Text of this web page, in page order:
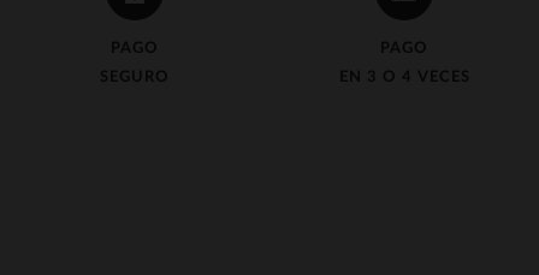
PAGO
SEGURO
PAGO
EN 3 O 4 VECES